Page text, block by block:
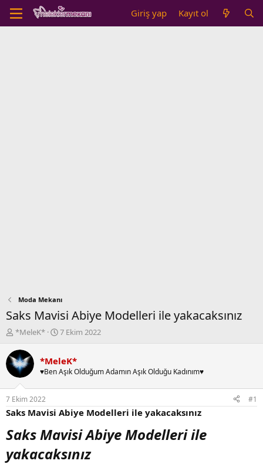
Giriş yap Kayıt ol
Moda Mekanı
Saks Mavisi Abiye Modelleri ile yakacaksınız
K
n
b
u
y
u
b
a
l
t
*MeleK*
B
l
a
ı
ç
a
i
7 Ekim 2022
*MeleK*
♥Ben Aşık Olduğum Adamın Aşık Olduğu Kadınım♥
7 Ekim 2022 #1
Saks Mavisi Abiye Modelleri ile yakacaksınız
Saks Mavisi Abiye Modelleri ile
yakacaksınız